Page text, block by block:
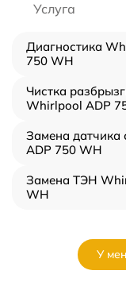
Услуга
Диагностика
750 WH
Чистка
Whirlpool ADP
Замена
ADP 750 WH
Замена ТЭН
WH
У